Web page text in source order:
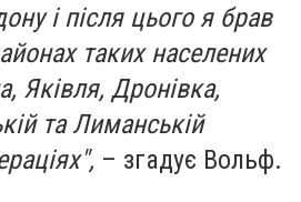
і після цього я брав
таких населених
Яківля, Дронівка,
та Лиманській
– згадує Вольф.